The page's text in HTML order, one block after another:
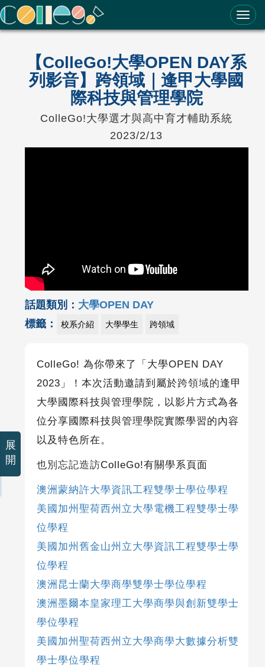
ColleGo! 大學選才與高中育才輔助系統
【ColleGo!大學OPEN DAY系
列影音】跨領域｜逢甲大學國
際科技與管理學院
ColleGo!大學選才與高中育才輔助系統
2023/2/13
話題類別： 大學OPEN DAY
標籤：
校系介紹 大學學生 跨領域
ColleGo! 為你帶來了「大學OPEN DAY
2023」！本次活動邀請到屬於跨領域的逢甲
大學國際科技與管理學院，以影片方式為各
位分享國際科技與管理學院實際學習的內容
以及特色所在。
也別忘記造訪ColleGo!有關學系頁面
澳洲蒙納許大學資訊工程雙學士學位學程
美國加州聖荷西州立大學電機工程雙學士學
位學程
美國加州舊金山州立大學資訊工程雙學士學
位學程
澳洲昆士蘭大學商學雙學士學位學程
澳洲墨爾本皇家理工大學商學與創新雙學士
學位學程
美國加州聖荷西州立大學商學大數據分析雙
學士學位學程
展
開